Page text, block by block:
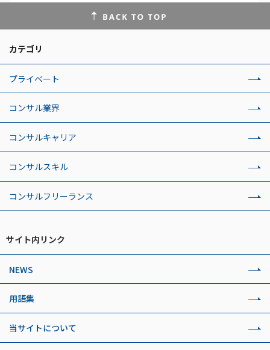
カテゴリ
プライベート
コンサル業界
コンサルキャリア
コンサルスキル
コンサルフリーランス
サイト内リンク
NEWS
用語集
当サイトについて